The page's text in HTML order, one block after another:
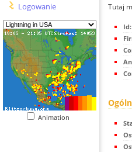
Logowanie
Animation
Tutaj
Id: